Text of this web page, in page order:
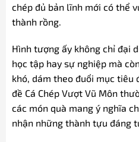
chép đủ bản lĩnh mới có thể
thành rồng.
Hình tượng ấy không chỉ đại
học tập hay sự nghiệp mà
khó, dám theo đuổi mục tiêu
đề Cá Chép Vượt Vũ Môn
các món quà mang ý nghĩa
nhận những thành tựu đáng